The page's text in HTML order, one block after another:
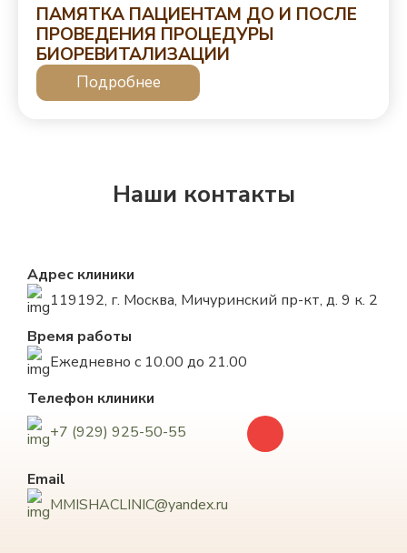
ПАМЯТКА ПАЦИЕНТАМ ДО И ПОСЛЕ
ПРОВЕДЕНИЯ ПРОЦЕДУРЫ
БИОРЕВИТАЛИЗАЦИИ
Подробнее
Наши контакты
Адрес клиники
119192, г. Москва, Мичуринский пр-кт, д. 9 к. 2
Время работы
Ежедневно с 10.00 до 21.00
Телефон клиники
+7 (929) 925-50-55
Email
MMISHACLINIC@yandex.ru